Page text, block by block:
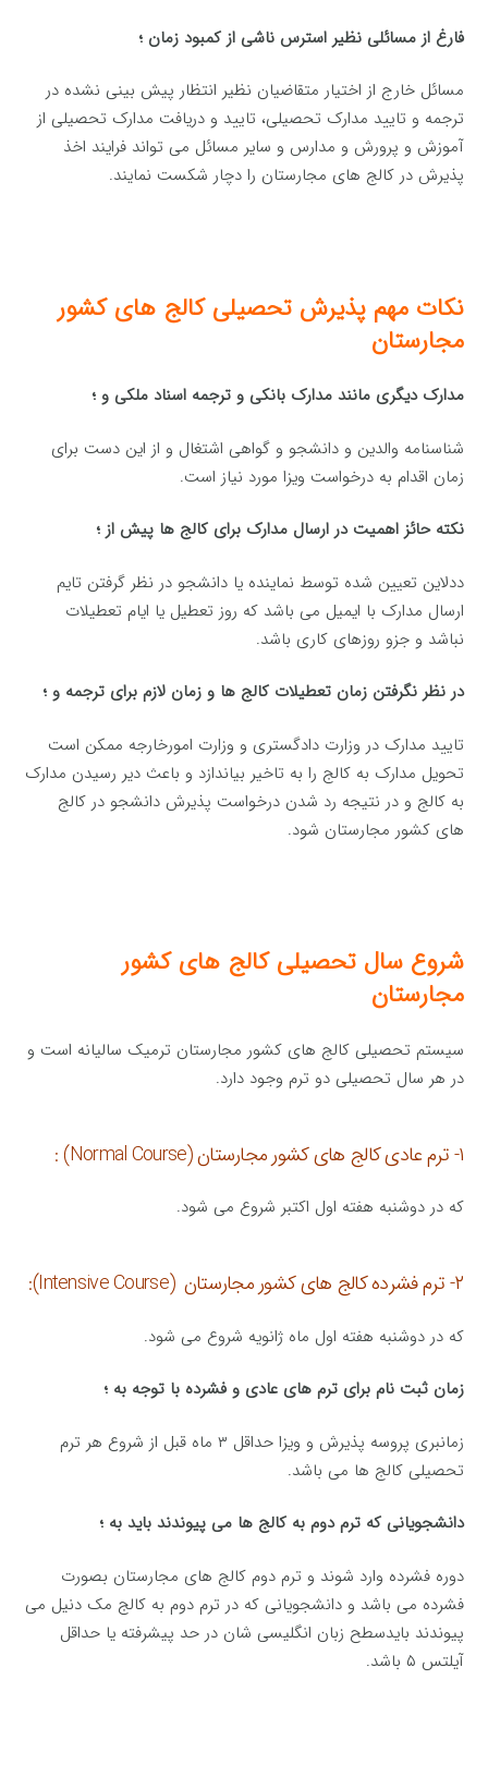
فارغ از مسائلی نظیر استرس ناشی از کمبود زمان ؛
مسائل خارج از اختیار متقاضیان نظیر انتظار پیش بینی نشده در
ترجمه و تایید مدارک تحصیلی، تایید و دریافت مدارک تحصیلی از
آموزش و پرورش و مدارس و سایر مسائل می تواند فرایند اخذ
پذیرش در کالج های مجارستان را دچار شکست نمایند.
نکات مهم پذیرش تحصیلی کالج های کشور
مجارستان
مدارک دیگری مانند مدارک بانکی و ترجمه اسناد ملکی و ؛
شناسنامه والدین و دانشجو و گواهی اشتغال و از این دست برای
زمان اقدام به درخواست ویزا مورد نیاز است.
نکته حائز اهمیت در ارسال مدارک برای کالج ها پیش از ؛
ددلاین تعیین شده توسط نماینده یا دانشجو در نظر گرفتن تایم
ارسال مدارک با ایمیل می باشد که روز تعطیل یا ایام تعطیلات
نباشد و جزو روزهای کاری باشد.
در نظر نگرفتن زمان تعطیلات کالج ها و زمان لازم برای ترجمه و ؛
تایید مدارک در وزارت دادگستری و وزارت امورخارجه ممکن است
تحویل مدارک به کالج را به تاخیر بیاندازد و باعث دیر رسیدن مدارک
به کالج و در نتیجه رد شدن درخواست پذیرش دانشجو در کالج
های کشور مجارستان شود.
شروع سال تحصیلی کالج های کشور
مجارستان
سیستم تحصیلی کالج های کشور مجارستان ترمیک سالیانه است و
در هر سال تحصیلی دو ترم وجود دارد.
۱- ترم عادی کالج های کشور مجارستان (Normal Course) :
که در دوشنبه هفته اول اکتبر شروع می شود.
۲- ترم فشرده کالج های کشور مجارستان (Intensive Course):
که در دوشنبه هفته اول ماه ژانویه شروع می شود.
زمان ثبت نام برای ترم های عادی و فشرده با توجه به ؛
زمانبری پروسه پذیرش و ویزا حداقل ۳ ماه قبل از شروع هر ترم
تحصیلی کالج ها می باشد.
دانشجویانی که ترم دوم به کالج ها می پیوندند باید به ؛
دوره فشرده وارد شوند و ترم دوم کالج های مجارستان بصورت
فشرده می باشد و دانشجویانی که در ترم دوم به کالج مک دنیل می
پیوندند بایدسطح زبان انگلیسی شان در حد پیشرفته یا حداقل
آیلتس ۵ باشد.